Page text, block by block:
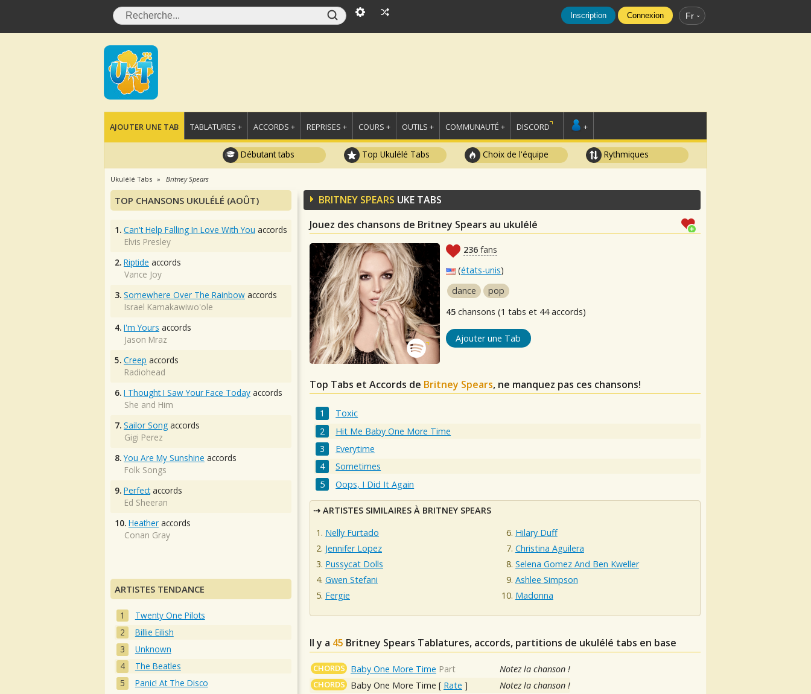
Inscription Connexion Fr
AJOUTER UNE TAB TABLATURES + ACCORDS + REPRISES + COURS + OUTILS + COMMUNAUTÉ + DISCORD +
Débutant tabs Top Ukulélé Tabs Choix de l'équipe Rythmiques
Ukulélé Tabs Britney Spears
BRITNEY SPEARS UKE TABS
Jouez des chansons de Britney Spears au ukulélé
236 fans
(états-unis)
dance
pop
45 chansons (1 tabs et 44 accords)
Ajouter une Tab
Top Tabs et Accords de Britney Spears, ne manquez pas ces chansons!
Toxic
Hit Me Baby One More Time
Everytime
Sometimes
Oops, I Did It Again
ARTISTES SIMILAIRES À BRITNEY SPEARS
Nelly Furtado
Jennifer Lopez
Pussycat Dolls
Gwen Stefani
Fergie
Hilary Duff
Christina Aguilera
Selena Gomez And Ben Kweller
Ashlee Simpson
Madonna
Il y a 45 Britney Spears Tablatures, accords, partitions de ukulélé tabs en base
CHORDS Baby One More Time Part Notez la chanson !
CHORDS Baby One More Time [ Rate ] Notez la chanson !
TOP CHANSONS UKULÉLÉ (AOÛT)
1. Can't Help Falling In Love With You accords
Elvis Presley
2. Riptide accords
Vance Joy
3. Somewhere Over The Rainbow accords
Israel Kamakawiwo'ole
4. I'm Yours accords
Jason Mraz
5. Creep accords
Radiohead
6. I Thought I Saw Your Face Today accords
She and Him
7. Sailor Song accords
Gigi Perez
8. You Are My Sunshine accords
Folk Songs
9. Perfectaccords
Ed Sheeran
10. Heather accords
Conan Gray
ARTISTES TENDANCE
Twenty One Pilots
Billie Eilish
Unknown
The Beatles
Panic! At The Disco